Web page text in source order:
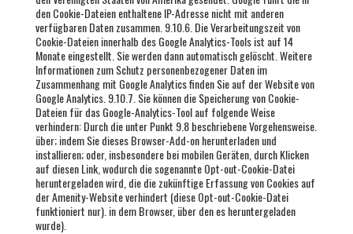
den Cookie-Dateien enthaltene IP-Adresse nicht mit anderen
verfügbaren Daten zusammen. 9.10.6. Die Verarbeitungszeit von
Cookie-Dateien innerhalb des Google Analytics-Tools ist auf 14
Monate eingestellt. Sie werden dann automatisch gelöscht. Weitere
Informationen zum Schutz personenbezogener Daten im
Zusammenhang mit Google Analytics finden Sie auf der Website von
Google Analytics. 9.10.7. Sie können die Speicherung von Cookie-
Dateien für das Google-Analytics-Tool auf folgende Weise
verhindern: Durch die unter Punkt 9.8 beschriebene Vorgehensweise.
über; indem Sie dieses Browser-Add-on herunterladen und
installieren; oder, insbesondere bei mobilen Geräten, durch Klicken
auf diesen Link, wodurch die sogenannte Opt-out-Cookie-Datei
heruntergeladen wird, die die zukünftige Erfassung von Cookies auf
der Amenity-Website verhindert (diese Opt-out-Cookie-Datei
funktioniert nur). in dem Browser, über den es heruntergeladen
wurde).